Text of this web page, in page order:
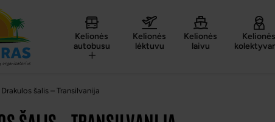
Kelionės
autobusu
Kelionės
lėktuvu
Kelionės
laivu
Kelionės
Drakulos šalis – Transilvanija